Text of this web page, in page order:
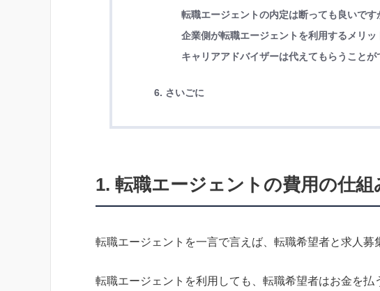
転職エージェントの内定は断っても良いです
企業側が転職エージェントを利用するメリッ
キャリアアドバイザーは代えてもらうことが
6. さいごに
1. 転職エージェントの費用の仕組
転職エージェントを一言で言えば、転職希望者と求人募
転職エージェントを利用しても、転職希望者はお金を